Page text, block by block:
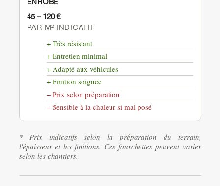
45 – 120 €
PAR M² INDICATIF
+ Très résistant
+ Entretien minimal
+ Adapté aux véhicules
+ Finition soignée
− Prix selon préparation
− Sensible à la chaleur si mal posé
* Prix indicatifs selon la préparation du terrain,
l'épaisseur et les finitions. Ces fourchettes peuvent varier
selon les chantiers.